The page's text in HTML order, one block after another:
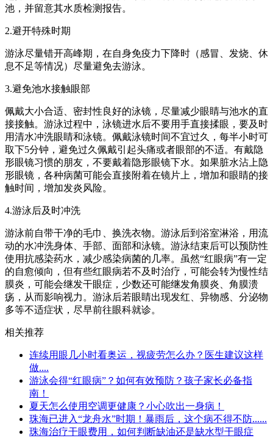
池，并留意其水质检测报告。
2.避开特殊时期
游泳尽量错开高峰期，在自身免疫力下降时（感冒、发烧、休
息不足等情况）尽量避免去游泳。
3.避免池水接触眼部
佩戴大小合适、密封性良好的泳镜，尽量减少眼睛与池水的直
接接触。游泳过程中，泳镜进水后不要用手直接揉眼，要及时
用清水冲洗眼睛和泳镜。佩戴泳镜时间不宜过久，每半小时可
取下5分钟，避免过久佩戴引起头痛或者眼部的不适。有戴隐
形眼镜习惯的朋友，不要戴着隐形眼镜下水。如果脏水沾上隐
形眼镜，各种病菌可能会直接附着在镜片上，增加和眼睛的接
触时间，增加发炎风险。
4.游泳后及时冲洗
游泳前自带干净的毛巾、换洗衣物。游泳后到浴室淋浴，用流
动的水冲洗身体、手部、面部和泳镜。游泳结束后可以预防性
使用抗感染药水，减少感染病菌的几率。虽然“红眼病”有一定
的自愈倾向，但有些红眼病若不及时治疗，可能会转为慢性结
膜炎，可能会继发干眼症，少数还可能继发角膜炎、角膜溃
疡，从而影响视力。游泳后若眼睛出现发红、异物感、分泌物
多等不适症状，尽早前往眼科就诊。
相关推荐
连续用眼几小时看奥运，视疲劳怎么办？医生建议这样
做....
游泳会得“红眼病”？如何有效预防？孩子家长必备指
南！
夏天怎么使用空调更健康？小心吹出一身病！
珠海已进入“龙舟水”时期！暴雨后，这个病不得不防......
珠海治疗干眼费用，如何判断缺油还是缺水型干眼症